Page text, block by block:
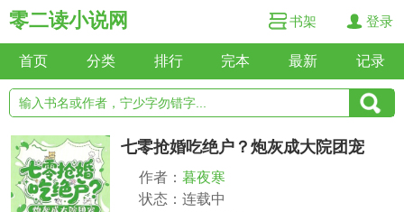
零二读小说网 书架 登录
首页 分类 排行 完本 最新 记录
七零抢婚吃绝户？炮灰成大院团宠
作者： 暮夜寒
状态：连载中